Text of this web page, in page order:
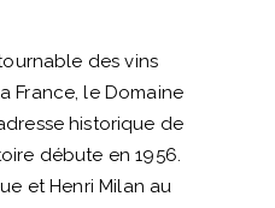
des vins
France, le Domaine
historique de
débute en 1956.
et Henri Milan au